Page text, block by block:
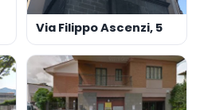
Via Filippo Ascenzi, 5